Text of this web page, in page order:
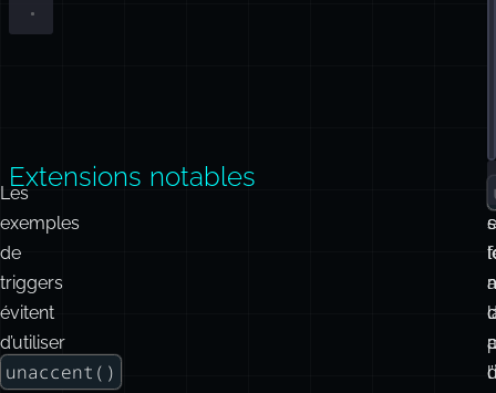
CREATE
Les
exemples
Extensions notables